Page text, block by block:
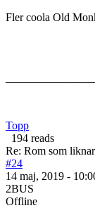
Fler coola Old
Topp
194 reads
Re: Rom som
#24
14 maj, 2019 -
2BUS
Offline